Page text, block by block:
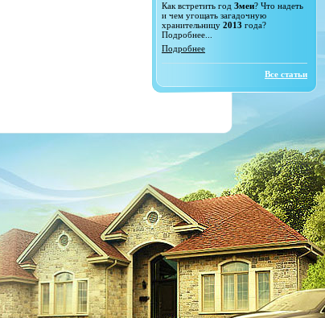
Как встретить год Змеи? Что надеть
и чем угощать загадочную
хранительницу 2013 года?
Подробнее...
Подробнее
Все статьи